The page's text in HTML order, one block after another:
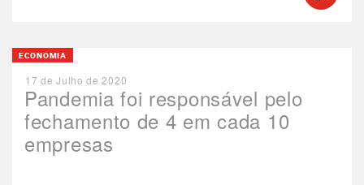
Pandemia foi responsável pelo
fechamento de 4 em cada 10
empresas
ECONOMIA
17 de Julho de 2020